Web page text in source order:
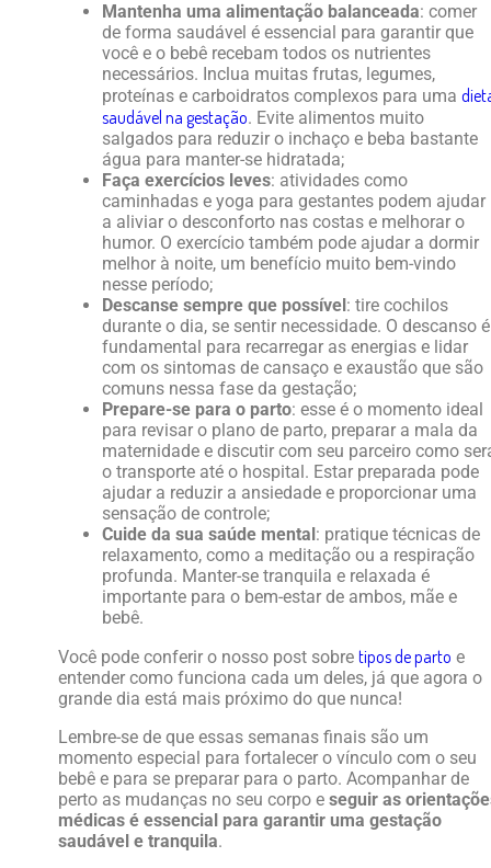
Mantenha uma alimentação balanceada: comer
de forma saudável é essencial para garantir que
você e o bebê recebam todos os nutrientes
necessários. Inclua muitas frutas, legumes,
proteínas e carboidratos complexos para uma
saudável na gestação. Evite alimentos muito
salgados para reduzir o inchaço e beba bastante
água para manter-se hidratada;
Faça exercícios leves: atividades como
caminhadas e yoga para gestantes podem ajudar
a aliviar o desconforto nas costas e melhorar o
humor. O exercício também pode ajudar a dormir
melhor à noite, um benefício muito bem-vindo
nesse período;
Descanse sempre que possível : tire cochilos
durante o dia, se sentir necessidade. O descanso é
fundamental para recarregar as energias e lidar
com os sintomas de cansaço e exaustão que são
comuns nessa fase da gestação;
Prepare-se para o parto: esse é o momento ideal
para revisar o plano de parto, preparar a mala da
maternidade e discutir com seu parceiro como
o transporte até o hospital. Estar preparada pode
ajudar a reduzir a ansiedade e proporcionar uma
sensação de controle;
Cuide da sua saúde mental : pratique técnicas de
relaxamento, como a meditação ou a respiração
profunda. Manter-se tranquila e relaxada é
importante para o bem-estar de ambos, mãe e
bebê.
Você pode conferir o nosso post sobre tipos de parto e
entender como funciona cada um deles, já que agora o
grande dia está mais próximo do que nunca!
Lembre-se de que essas semanas finais são um
momento especial para fortalecer o vínculo com o seu
bebê e para se preparar para o parto. Acompanhar de
perto as mudanças no seu corpo e seguir as
médicas é essencial para garantir uma gestação
saudável e tranquila.